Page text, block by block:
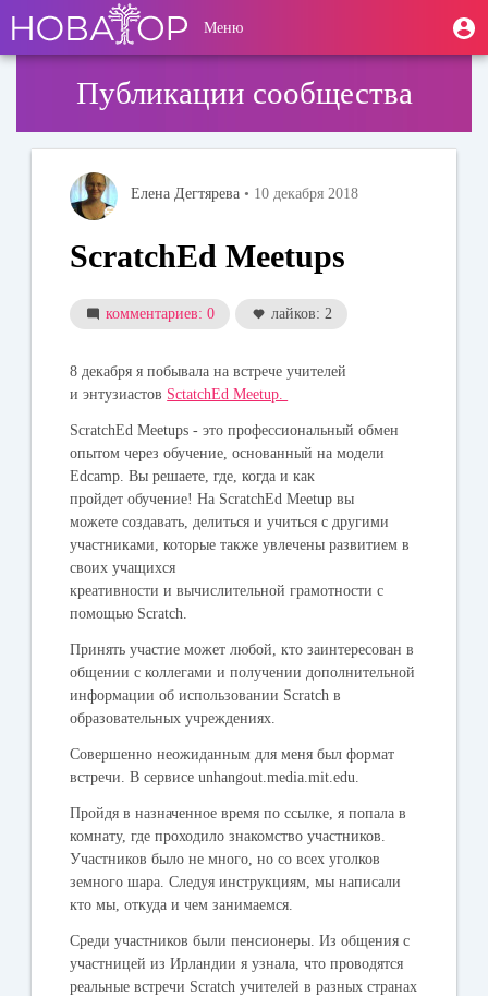
основному
содержанию
User
account
Меню
Публикации сообщества
Елена Дегтярева • 10 декабря 2018
ScratchEd Meetups
комментариев: 0 лайков: 2
8 декабря я побывала на встрече учителей
и энтузиастов SctatchEd Meetup.
ScratchEd Meetups - это профессиональный обмен
опытом через обучение, основанный на модели
Edcamp. Вы решаете, где, когда и как
пройдет обучение! На ScratchEd Meetup вы
можете создавать, делиться и учиться с другими
участниками, которые также увлечены развитием в
своих учащихся
креативности и вычислительной грамотности с
помощью Scratch.
Принять участие может любой, кто заинтересован в
общении с коллегами и получении дополнительной
информации об использовании Scratch в
образовательных учреждениях.
Совершенно неожиданным для меня был формат
встречи. В сервисе unhangout.media.mit.edu.
Пройдя в назначенное время по ссылке, я попала в
комнату, где проходило знакомство участников.
Участников было не много, но со всех уголков
земного шара. Следуя инструкциям, мы написали
кто мы, откуда и чем занимаемся.
Среди участников были пенсионеры. Из общения с
участницей из Ирландии я узнала, что проводятся
реальные встречи Scratch учителей в разных странах